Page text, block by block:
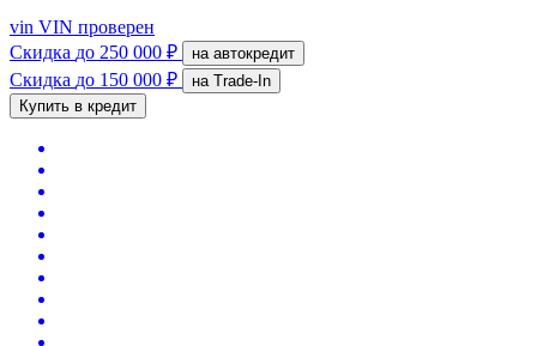
vin VIN проверен
Скидка до 250 000 ₽ на автокредит
Скидка до 150 000 ₽
на Trade-In
Купить в кредит